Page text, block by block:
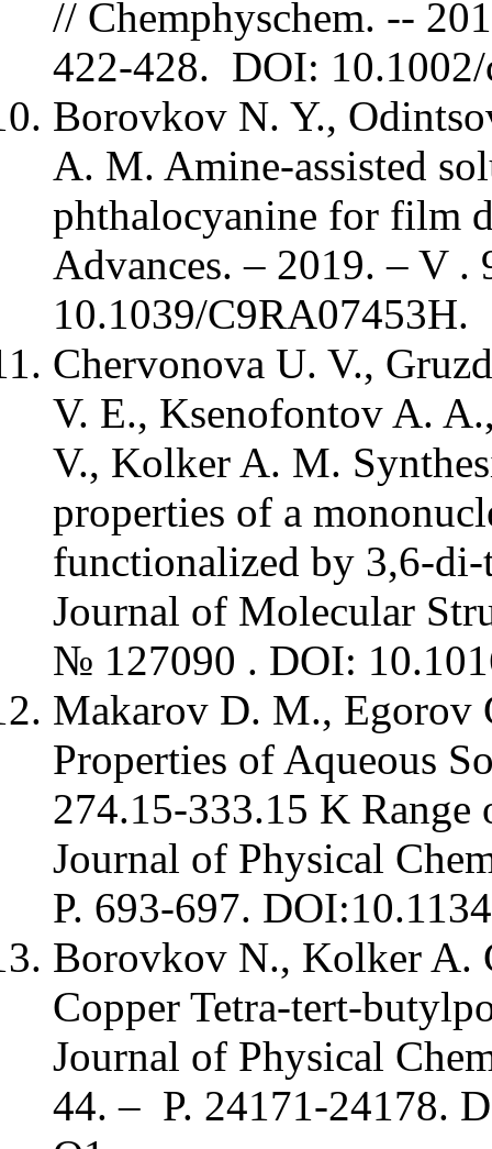
// Chemphyschem. --
422-428. DOI:
Borovkov N. Y.,
A. M. Amine-assisted
phthalocyanine for film
Advances. – 2019. – V
10.1039/
Chervonova U. V.,
V. E., Ksenofontov A.
V., Kolker A. M.
properties of a
functionalized by 3,6-
Journal of Molecular
№ 127090 . DOI:
Makarov D. M.,
Properties of Aqueous
274.15-333.15 K Range
Journal of Physical
P. 693-697.
Borovkov N., Kolker A.
Copper Tetra-tert-
Journal of Physical
44. – P. 24171-24178.